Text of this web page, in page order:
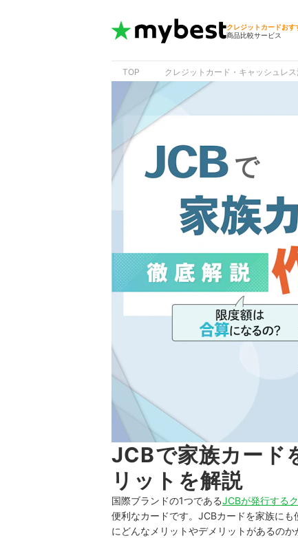
クレジットカードおす
商品比較サービス
TOP クレジットカード・キャッシュレス
JCBで家族カード
リットを解説
国際ブランドの1つであるJCBが発行する
便利なカードです。JCBカードを家族にも
にどんなメリットやデメリットがあるの